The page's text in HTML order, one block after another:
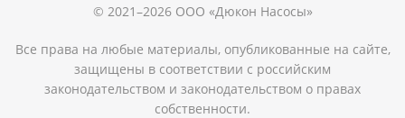
© 2021–2026 ООО «Дюкон Насосы»
Все права на любые материалы, опубликованные на сайте,
защищены в соответствии с российским
законодательством и законодательством о правах
собственности.